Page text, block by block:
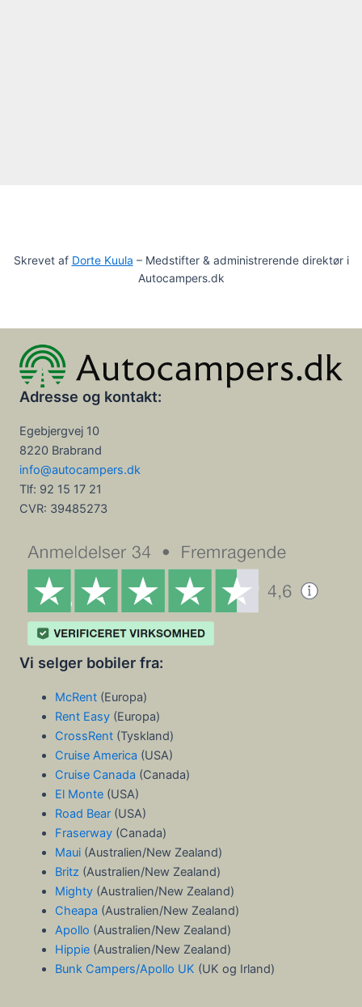
Skrevet af Dorte Kuula – Medstifter & administrerende direktør i
Autocampers.dk
Adresse og kontakt:
Egebjergvej 10
8220 Brabrand
info@autocampers.dk
Tlf: 92 15 17 21
CVR: 39485273
Vi selger bobiler fra:
McRent(Europa)
Rent Easy(Europa)
CrossRent(Tyskland)
Cruise America (USA)
Cruise Canada (Canada)
El Monte(USA)
Road Bear(USA)
Fraserway (Canada)
Maui (Australien/New Zealand)
Britz (Australien/New Zealand)
Mighty (Australien/New Zealand)
Cheapa (Australien/New Zealand)
Apollo (Australien/New Zealand)
Hippie(Australien/New Zealand)
Bunk Campers/Apollo UK (UK og Irland)